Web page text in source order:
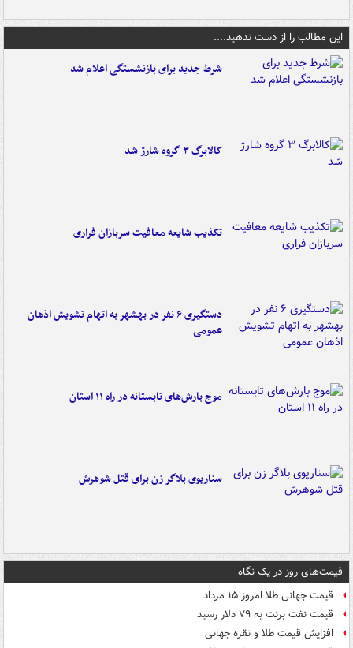
این مطالب را از دست ندهید....
شرط جدید برای بازنشستگی اعلام شد
کالابرگ ۳ گروه شارژ شد
تکذیب شایعه معافیت سربازان فراری
دستگیری ۶ نفر در بهشهر به اتهام تشویش اذهان
عمومی
موج بارش‌های تابستانه در راه ۱۱ استان
سناریوی بلاگر زن برای قتل شوهرش
قیمت‌های روز در یک نگاه
قیمت جهانی طلا امروز ۱۵ مرداد
قیمت نفت برنت به ۷۹ دلار رسید
افزایش قیمت طلا و نقره جهانی